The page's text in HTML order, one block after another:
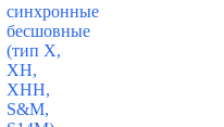
синхронные
бесшовные
(тип Х,
ХН,
ХНН,
S&M,